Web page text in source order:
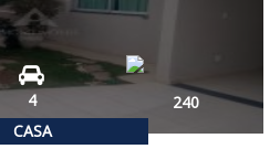
CASA
4 240